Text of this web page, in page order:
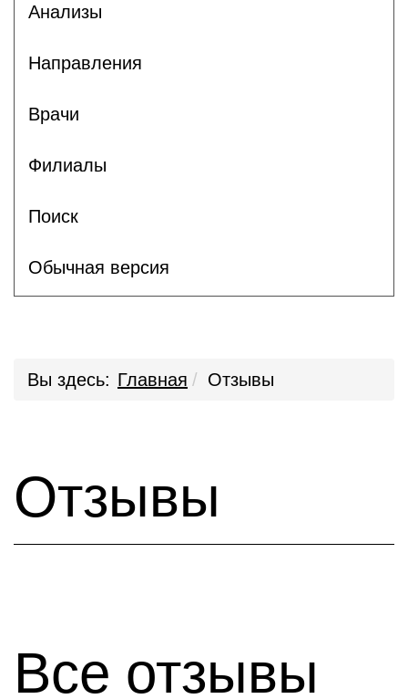
Анализы
Направления
Врачи
Филиалы
Поиск
Обычная версия
Вы здесь: Главная Отзывы
Отзывы
Все отзывы